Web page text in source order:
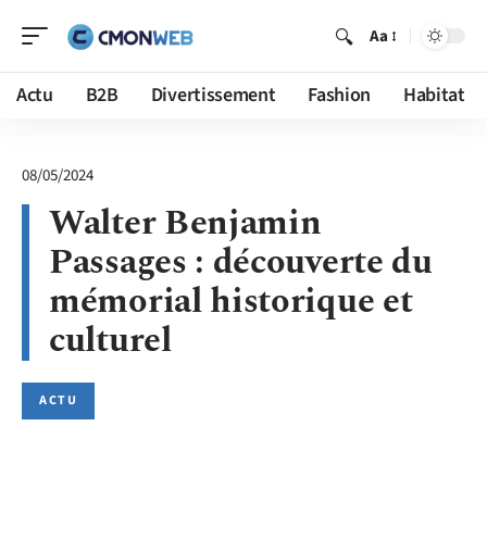
Aa
Actu B2B Divertissement Fashion Habitat
08/05/2024
Walter Benjamin
Passages : découverte du
mémorial historique et
culturel
ACTU